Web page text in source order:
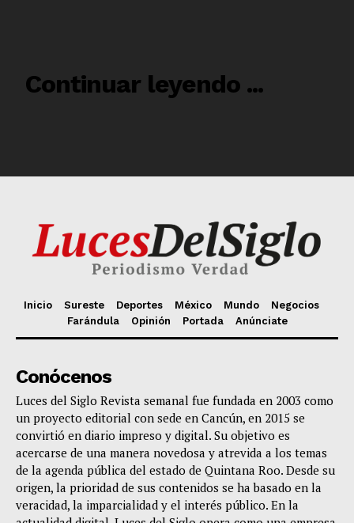
Inicio Sureste Deportes México Mundo
Negocios
Farándula
Opinión Portada Anúnciate
Conócenos
Luces del Siglo Revista semanal fue fundada en 2003 como
un proyecto editorial con sede en Cancún, en 2015 se
convirtió en diario impreso y digital. Su objetivo es
acercarse de una manera novedosa y atrevida a los temas
de la agenda pública del estado de Quintana Roo. Desde su
origen, la prioridad de sus contenidos se ha basado en la
veracidad, la imparcialidad y el interés público. En la